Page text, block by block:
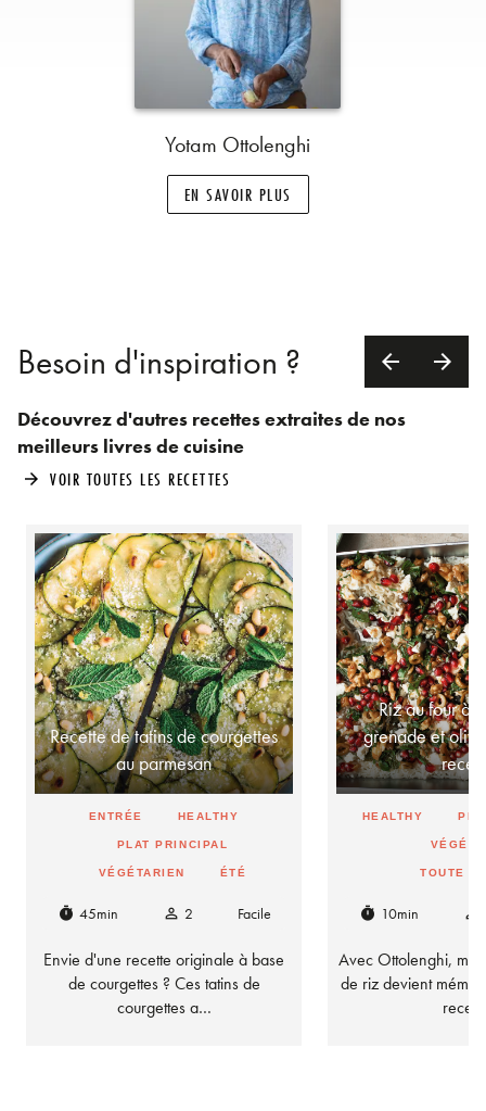
Yotam Ottolenghi
EN SAVOIR PLUS
Besoin d'inspiration ? arrow_back arrow_forward
Découvrez d'autres recettes extraites de nos
meilleurs livres de cuisine
arrow_forward VOIR TOUTES LES RECETTES
Recette de tatins de courgettes
au parmesan
ENTRÉE HEALTHY
PLAT PRINCIPAL
VÉGÉTARIEN ÉTÉ
timer 45min person_outline 2 Facile
Envie d'une recette originale à base
de courgettes ? Ces tatins de
courgettes a…
Riz au four à
grenade et
HEALTHY
TOUTE
timer 10min person_outline
Avec Ottolenghi,
de riz devient